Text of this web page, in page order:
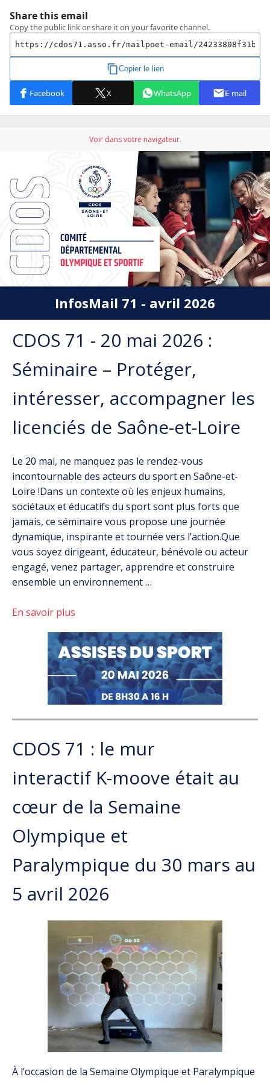
Voir dans votre navigateur.
InfosMail 71 - avril 2026
CDOS 71 - 20 mai 2026 :
Séminaire – Protéger,
intéresser, accompagner les
licenciés de Saône-et-Loire
Le 20 mai, ne manquez pas le rendez-vous
incontournable des acteurs du sport en Saône-et-
Loire !Dans un contexte où les enjeux humains,
sociétaux et éducatifs du sport sont plus forts que
jamais, ce séminaire vous propose une journée
dynamique, inspirante et tournée vers l’action.Que
vous soyez dirigeant, éducateur, bénévole ou acteur
engagé, venez partager, apprendre et construire
ensemble un environnement …
En savoir plus
CDOS 71 : le mur
interactif K-moove était au
cœur de la Semaine
Olympique et
Paralympique du 30 mars au
5 avril 2026
À l’occasion de la Semaine Olympique et Paralympique